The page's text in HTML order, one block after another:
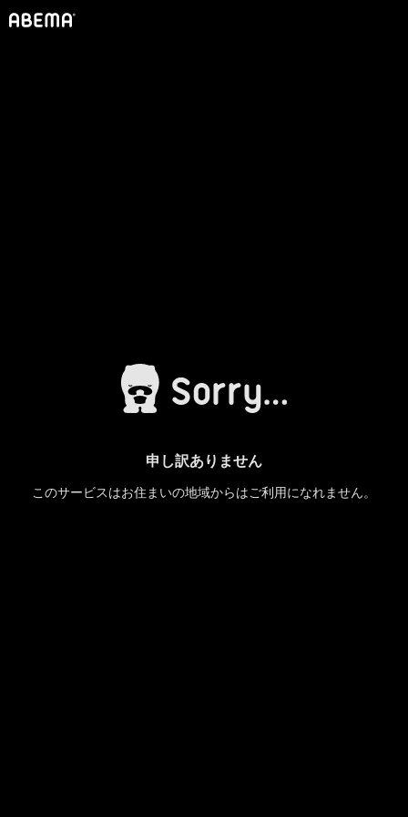
申し訳ありません
このサービスはお住まいの地域からはご利用になれません。